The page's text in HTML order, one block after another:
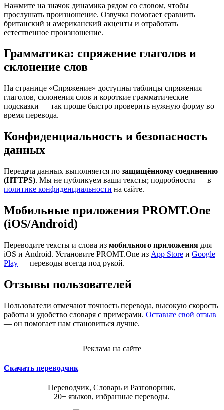
Нажмите на значок динамика рядом со словом, чтобы
прослушать произношение. Озвучка помогает сравнить
британский и американский акценты и отработать
естественное произношение.
Грамматика: спряжение глаголов и
склонение слов
На странице «Спряжение» доступны таблицы спряжения
глаголов, склонения слов и короткие грамматические
подсказки — так проще быстро проверить нужную форму во
время перевода.
Конфиденциальность и безопасность
данных
Передача данных выполняется по защищённому соединению
(HTTPS). Мы не публикуем ваши тексты; подробности — в
политике конфиденциальности на сайте.
Мобильные приложения PROMT.One
(iOS/Android)
Переводите тексты и слова из мобильного приложения для
iOS и Android. Установите PROMT.One из App Store и Google
Play — переводы всегда под рукой.
Отзывы пользователей
Пользователи отмечают точность перевода, высокую скорость
работы и удобство словаря с примерами. Оставьте свой отзыв
— он помогает нам становиться лучше.
Реклама на сайте
Скачать переводчик
Переводчик, Словарь и Разговорник,
20+ языков, избранные переводы.